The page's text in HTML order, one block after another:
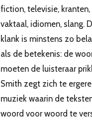
fiction, televisie, kranten,
vaktaal, idiomen, slang.
klank is minstens zo
als de betekenis: de
moeten de luisteraar
Smith zegt zich te
muziek waarin de
woord voor woord te